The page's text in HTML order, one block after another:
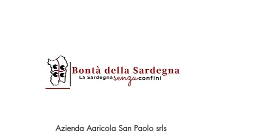
Azienda Agricola San Paolo srls